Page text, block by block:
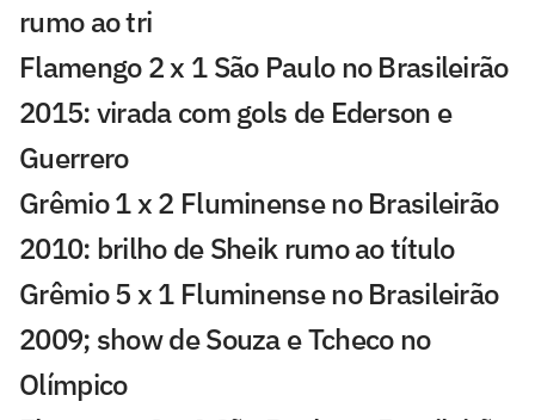
rumo ao tri
Flamengo 2 x 1 São Paulo no Brasileirão
2015: virada com gols de Ederson e
Guerrero
Grêmio 1 x 2 Fluminense no Brasileirão
2010: brilho de Sheik rumo ao título
Grêmio 5 x 1 Fluminense no Brasileirão
2009; show de Souza e Tcheco no
Olímpico